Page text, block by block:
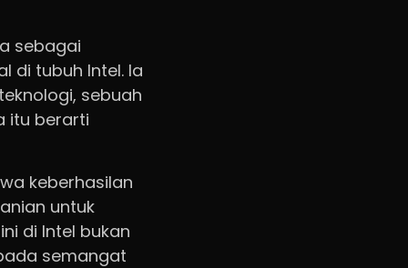
sebagai
di tubuh Intel. Ia
sebuah
itu berarti
keberhasilan
untuk
di Intel bukan
semangat